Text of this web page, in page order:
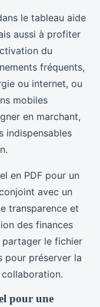
le tableau aide
aussi à profiter
du
fréquents,
ou internet, ou
mobiles
en marchant,
indispensables
en PDF pour un
avec un
transparence et
des finances
partager le fichier
pour préserver la
pour une